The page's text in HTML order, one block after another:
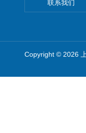
联系我们
Copyright © 2026